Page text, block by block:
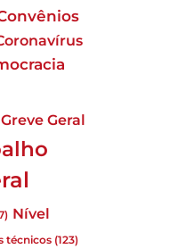
Greve Geral
Nível
técnicos (123)